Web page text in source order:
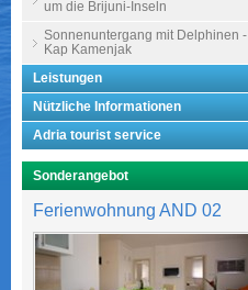
um die Brijuni-Inseln
Sonnenuntergang mit Delphinen -
Kap Kamenjak
Leistungen
Nützliche Informationen
Adria tourist service
Sonderangebot
Ferienwohnung AND 02